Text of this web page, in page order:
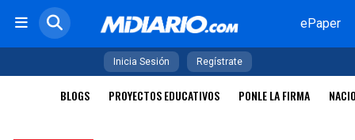
ePaper
Inicia Sesión Regístrate
BLOGS PROYECTOS EDUCATIVOS PONLE LA FIRMA